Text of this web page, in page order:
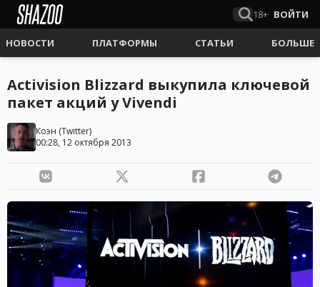
18+ ВОЙТИ
НОВОСТИ ПЛАТФОРМЫ СТАТЬИ БОЛЬШЕ
Activision Blizzard выкупила ключевой
пакет акций у Vivendi
Коэн (Twitter)
00:28, 12 октября 2013